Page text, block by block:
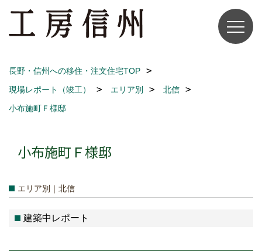
長野・信州への移住・注文住宅TOP
現場レポート（竣工）
エリア別
北信
小布施町Ｆ様邸
小布施町Ｆ様邸
エリア別｜北信
建築中レポート